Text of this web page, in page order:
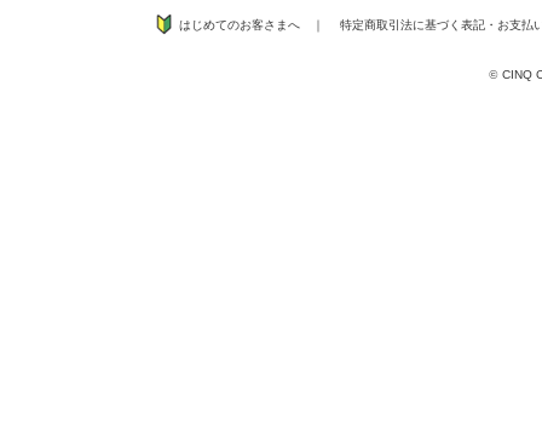
はじめてのお客さまへ ｜ 特定商取引法に基づく表記 ・ お支払
© CINQ